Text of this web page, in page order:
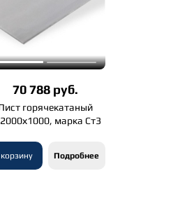
70 788 руб.
горячекатаный
марка Ст3
Подробнее